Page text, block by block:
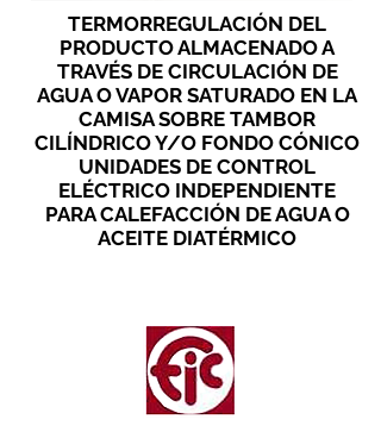
TERMORREGULACIÓN DEL
PRODUCTO ALMACENADO A
TRAVÉS DE CIRCULACIÓN DE
AGUA O VAPOR SATURADO EN LA
CAMISA SOBRE TAMBOR
CILÍNDRICO Y/O FONDO CÓNICO
UNIDADES DE CONTROL
ELÉCTRICO INDEPENDIENTE
PARA CALEFACCIÓN DE AGUA O
ACEITE DIATÉRMICO